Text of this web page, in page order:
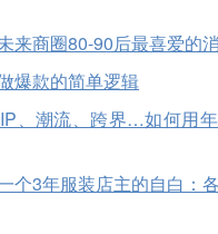
来商圈80-90后最喜爱的
爆款的简单逻辑
、潮流、跨界…如何用
个3年服装店主的自白：